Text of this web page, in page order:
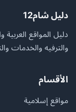
دليل شام12
دليل المواقع العربية
والترفيه والخدمات
الأقسام
مواقع إسلامية